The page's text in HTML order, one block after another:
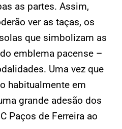
as partes. Assim,
ver as taças, os
que simbolizam as
emblema pacense –
Uma vez que
habitualmente em
grande adesão dos
Paços de Ferreira ao